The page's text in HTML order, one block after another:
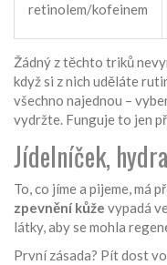
retinolem/kofeinem
Žádný z těchto triků
když si z nich uděláte
všechno najednou –
vydržte. Funguje to jen
Jídelníček,
To, co jíme a pijeme, má
zpevnění kůže vypadá
látky, aby se mohla
První zásada? Pít dost